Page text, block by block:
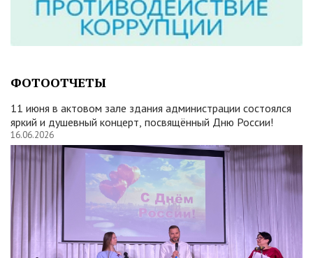
ФОТООТЧЕТЫ
11 июня в актовом зале здания администрации состоялся
яркий и душевный концерт, посвящённый Дню России!
16.06.2026